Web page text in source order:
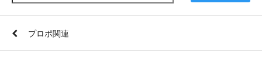
プロポ関連